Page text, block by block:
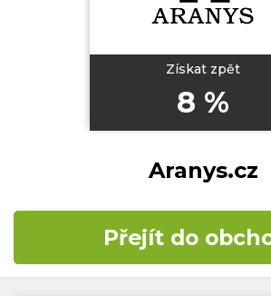
Časté dotazy
Kontakt
Získat zpět
8 %
Aranys.cz
Přejít do